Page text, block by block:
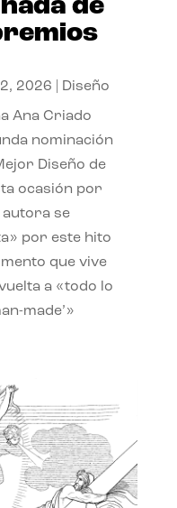
de
2026 Diseño
Ana Criado
nominación
Diseño de
ocasión por
autora se
por este hito
que vive
a «todo lo
made’»